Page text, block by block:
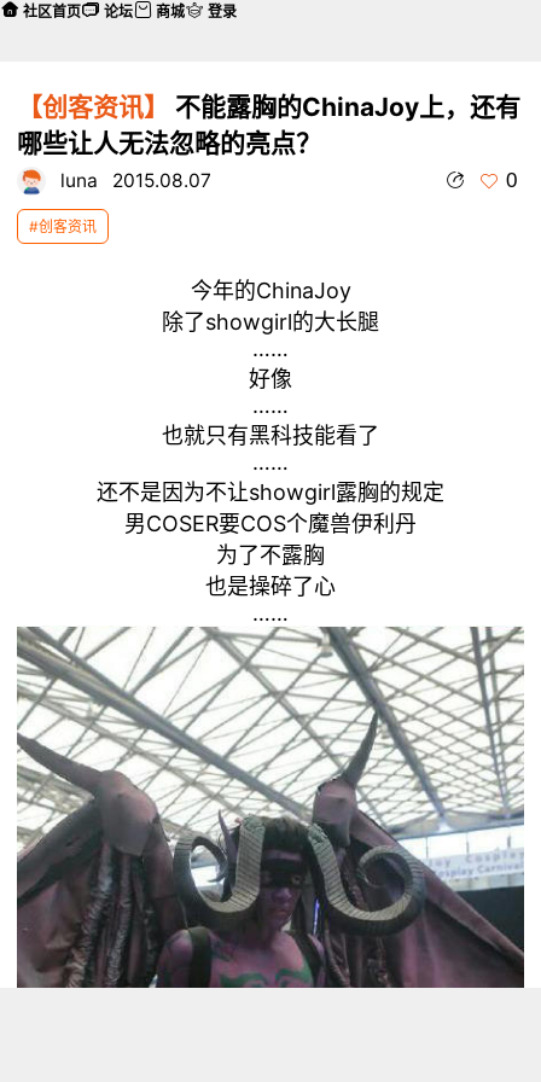
【创客资讯】
不能露胸的ChinaJoy上，还有
哪些让人无法忽略的亮点？
luna 2015.08.07 0
#创客资讯
今年的ChinaJoy
除了showgirl的大长腿
……
好像
……
也就只有黑科技能看了
……
还不是因为不让showgirl露胸的规定
男COSER要COS个魔兽伊利丹
为了不露胸
也是操碎了心
……
社区首页 论坛 商城 登录